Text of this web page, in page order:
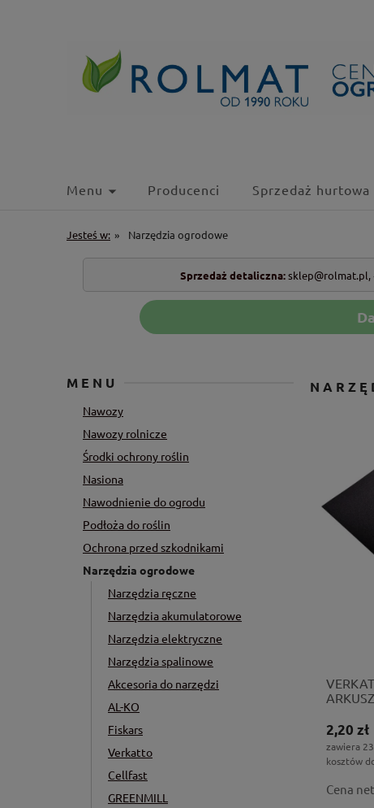
Menu Producenci Sprzedaż hurtowa
Jesteś w: » Narzędzia ogrodowe
Sprzedaż detaliczna: sklep@rolmat.pl,
MENU
Nawozy
Nawozy rolnicze
Środki ochrony roślin
Nasiona
Nawodnienie do ogrodu
Podłoża do roślin
Ochrona przed szkodnikami
Narzędzia ogrodowe
Narzędzia ręczne
Narzędzia akumulatorowe
Narzędzia elektryczne
Narzędzia spalinowe
Akcesoria do narzędzi
AL-KO
Fiskars
Verkatto
Cellfast
GREENMILL
2,20 zł
zawiera
kosztów
Cena